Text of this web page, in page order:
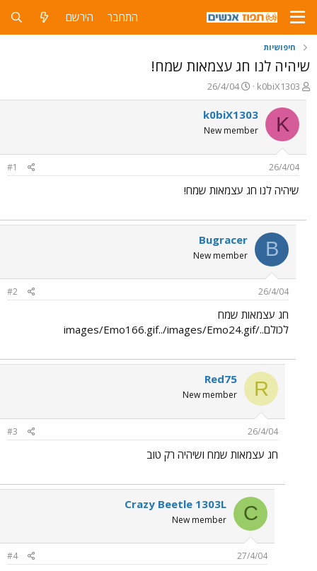
התחבר הירשם
חיפושיות
שיהיה לנו חג עצמאות שמח!
פ
ו
ת
ח
ה
ש
א
k0biX1303
פ
ו
ר
ם
ר
26/4/04
K
k0biX1303
New member
26/4/04
#1
שיהיה לנו חג עצמאות שמח!
B
Bugracer
New member
26/4/04
#2
חג עצמאות שמח
לכולם../images/Emo166.gif../images/Emo24.gif
R
Red75
New member
26/4/04
#3
חג עצמאות שמח ושיהיה רק טוב
C
Crazy Beetle 1303L
New member
27/4/04
#4